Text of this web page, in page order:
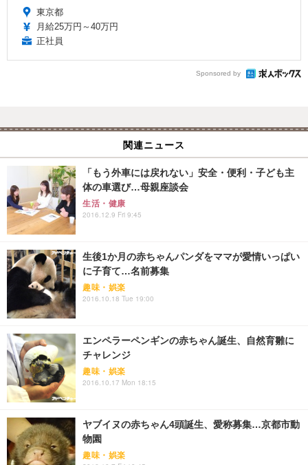
東京都
月給25万円～40万円
正社員
Sponsored by
関連ニュース
「もう外車には戻れない」安全・便利・子ども主
体の車選び…母親座談会
生活・健康
2016.12.9 Fri 9:45
生後1か月の赤ちゃんパンダをママが愛情いっぱい
に子育て…名前募集
趣味・娯楽
2016.10.18 Tue 19:00
エンペラーペンギンの赤ちゃん誕生、自然育雛に
チャレンジ
趣味・娯楽
2016.10.17 Mon 18:15
ヤブイヌの赤ちゃん4頭誕生、愛称募集…京都市動
物園
趣味・娯楽